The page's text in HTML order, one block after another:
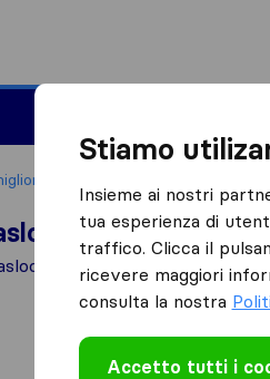
aziende di traslochi in Italia
a Centallo
trovate a Centallo
Stiamo
Insieme ai nostri
tua esperienza di
traffico. Clicca il
ricevere maggiori
consulta la nostra
Accetto tutti i